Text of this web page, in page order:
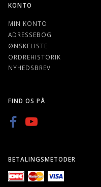
KONTO
MIN KONTO
ADRESSEBOG
ØNSKELISTE
ORDREHISTORIK
NYHEDSBREV
FIND OS PÅ
BETALINGSMETODER